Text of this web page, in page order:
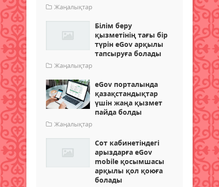
Жаңалықтар
Білім беру
қызметінің тағы бір
түрін eGov арқылы
тапсыруға болады
Жаңалықтар
eGov порталында
қазақстандықтар
үшін жаңа қызмет
пайда болды
Жаңалықтар
Сот кабинетіндегі
арыздарға eGov
mobile қосымшасы
арқылы қол қоюға
болады